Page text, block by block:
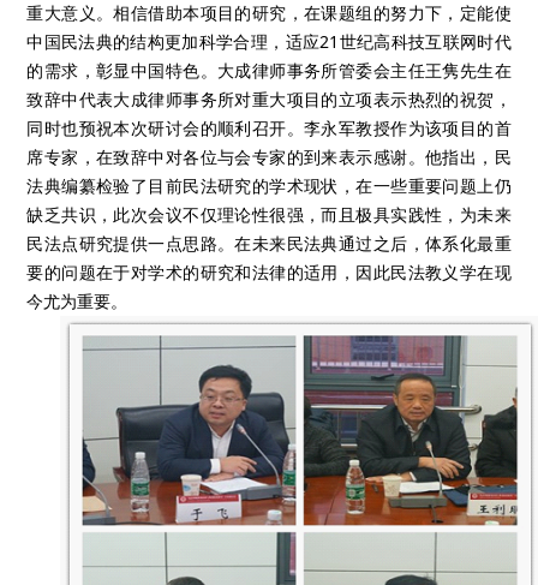
重大意义。相信借助本项目的研究，在课题组的努力下，定能使
中国民法典的结构更加科学合理，适应21世纪高科技互联网时代
的需求，彰显中国特色。大成律师事务所管委会主任王隽先生在
致辞中代表大成律师事务所对重大项目的立项表示热烈的祝贺，
同时也预祝本次研讨会的顺利召开。李永军教授作为该项目的首
席专家，在致辞中对各位与会专家的到来表示感谢。他指出，民
法典编纂检验了目前民法研究的学术现状，在一些重要问题上仍
缺乏共识，此次会议不仅理论性很强，而且极具实践性，为未来
民法点研究提供一点思路。在未来民法典通过之后，体系化最重
要的问题在于对学术的研究和法律的适用，因此民法教义学在现
今尤为重要。